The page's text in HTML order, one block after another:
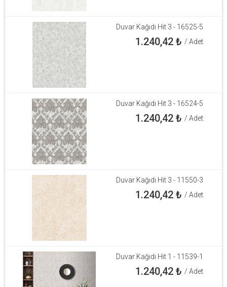
Duvar Kağıdı Hit 3 - 16525-5
1.240,42₺ / Adet
Duvar Kağıdı Hit 3 - 16524-5
1.240,42₺ / Adet
Duvar Kağıdı Hit 3 - 11550-3
1.240,42₺ / Adet
Duvar Kağıdı Hit 1 - 11539-1
1.240,42₺ / Adet